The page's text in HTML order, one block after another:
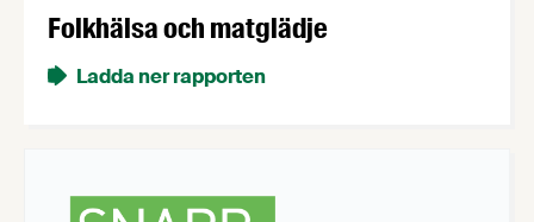
Folkhälsa och matglädje
Ladda ner rapporten